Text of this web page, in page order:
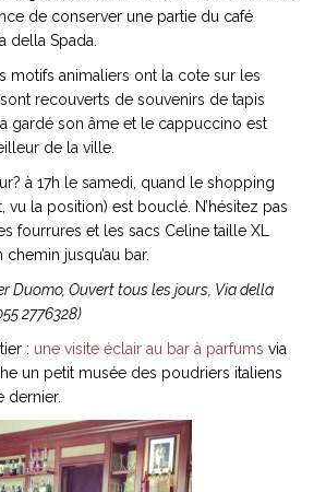
la palette
tous les
de conserver une partie du café
della Spada.
motifs animaliers ont la cote sur les
recouverts de souvenirs de tapis
gardé son âme et le cappuccino est
de la ville.
à 17h le samedi, quand le shopping
vu la position) est bouclé. N’hésitez pas
fourrures et les sacs Celine taille XL
jusqu’au bar.
Duomo, Ouvert tous les jours, Via della
2776328)
: une visite éclair au bar à parfums via
un petit musée des poudriers italiens
dernier.